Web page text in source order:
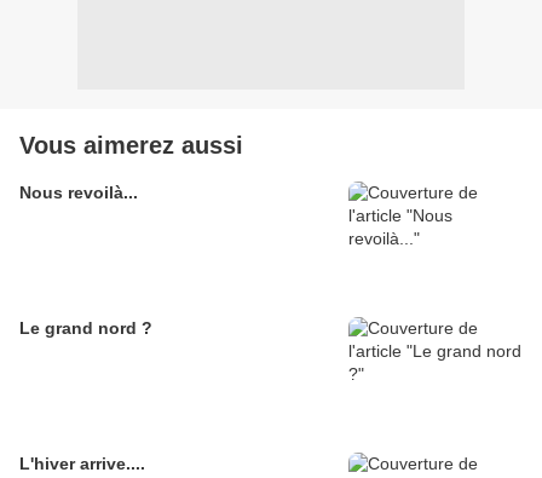
Vous aimerez aussi
Nous revoilà...
Le grand nord ?
L'hiver arrive....